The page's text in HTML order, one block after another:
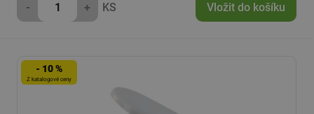
- + KS Vložit do košíku
- 10 %
Z katalogové ceny